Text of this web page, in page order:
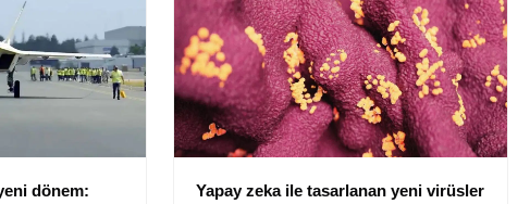
dönem:
Yapay zeka ile tasarlanan yeni virüsler